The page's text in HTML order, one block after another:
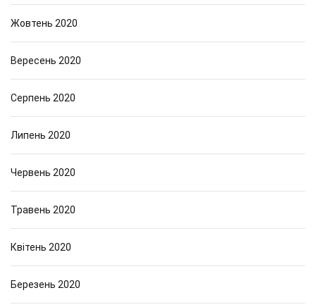
Жовтень 2020
Вересень 2020
Серпень 2020
Липень 2020
Червень 2020
Травень 2020
Квітень 2020
Березень 2020